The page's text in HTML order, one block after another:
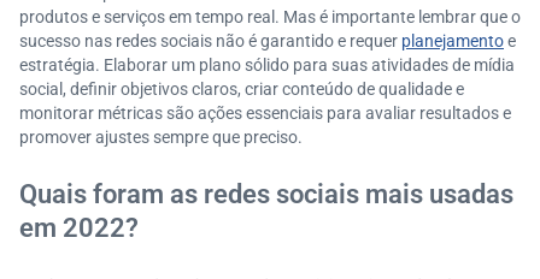
produtos e serviços em tempo real. Mas é importante lembrar que o
sucesso nas redes sociais não é garantido e requer planejamentoe
estratégia. Elaborar um plano sólido para suas atividades de mídia
social, definir objetivos claros, criar conteúdo de qualidade e
monitorar métricas são ações essenciais para avaliar resultados e
promover ajustes sempre que preciso.
Quais foram as redes sociais mais usadas
em 2022?